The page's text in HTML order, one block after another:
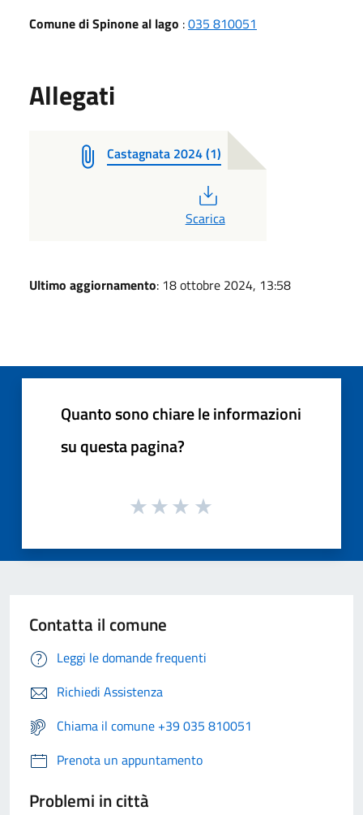
Comune di Spinone al lago :035 810051
Allegati
Castagnata 2024 (1)
Scarica
Ultimo aggiornamento: 18 ottobre 2024, 13:58
Quanto sono chiare le informazioni
su questa pagina?
Contatta il comune
Leggi le domande frequenti
Richiedi Assistenza
Chiama il comune +39 035 810051
Prenota un appuntamento
Problemi in città